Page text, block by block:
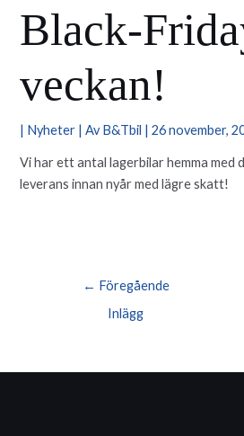
Black-
veckan!
| Nyheter | Av B&Tbil |26 november,
Vi har ett antal lagerbilar hemma med
leverans innan nyår med lägre skatt!
Inläggsnavigering
← Föregående
Inlägg